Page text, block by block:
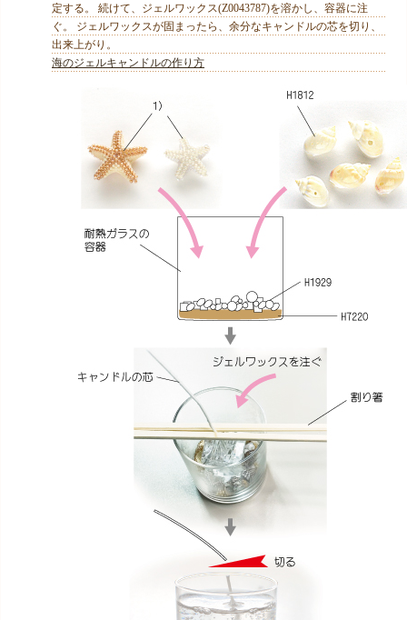
定する。 続けて、ジェルワックス(Z0043787)を溶かし、容器に注
ぐ。 ジェルワックスが固まったら、余分なキャンドルの芯を切り、
出来上がり。
海のジェルキャンドルの作り方